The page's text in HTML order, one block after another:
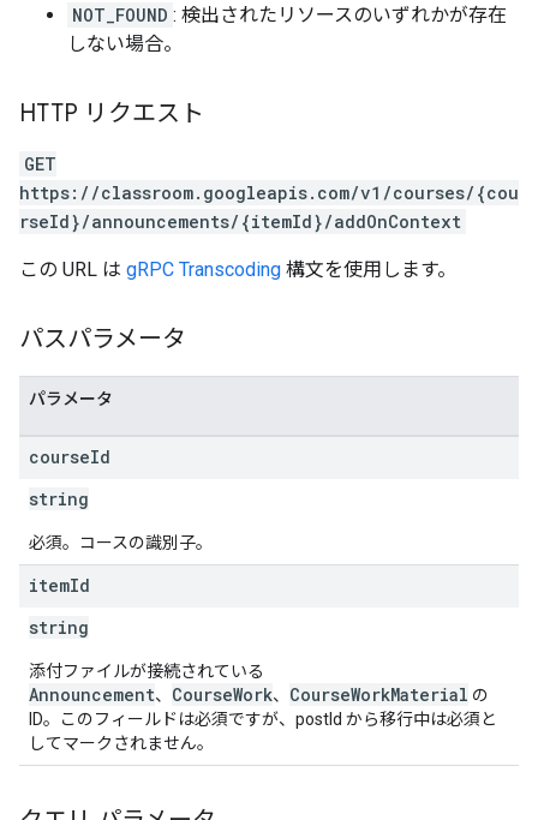
NOT_FOUND : 検出されたリソースのいずれかが存在
しない場合。
HTTP リクエスト
GET
https://classroom.googleapis.com/v1/courses/{cou
rseId}/announcements/{itemId}/addOnContext
この URL は gRPC Transcoding 構文を使用します。
パスパラメータ
パラメータ
courseId
string
必須。コースの識別子。
itemId
string
添付ファイルが接続されている
Announcement、 CourseWork、 CourseWorkMaterial の
ID。このフィールドは必須ですが、postId から移行中は必須と
してマークされません。